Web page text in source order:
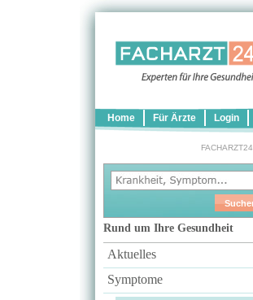
Home Für Ärzte Login
FACHARZT24
Rund um Ihre Gesundheit
Aktuelles
Symptome